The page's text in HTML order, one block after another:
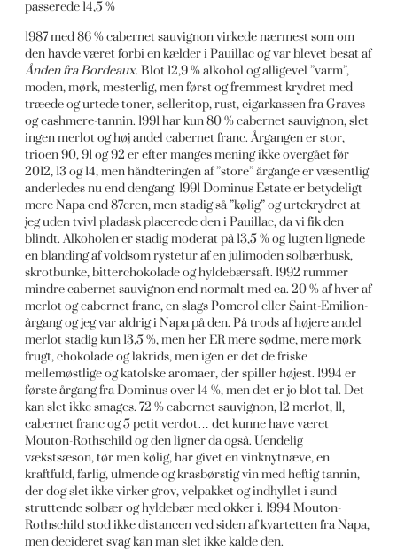
passerede 14,5 %
1987 med 86 % cabernet sauvignon virkede nærmest som om
den havde været forbi en kælder i Pauillac og var blevet besat af
Ånden fra Bordeaux. Blot 12,9 % alkohol og alligevel ”varm”,
moden, mørk, mesterlig, men først og fremmest krydret med
træede og urtede toner, selleritop, rust, cigarkassen fra Graves
og cashmere-tannin. 1991 har kun 80 % cabernet sauvignon, slet
ingen merlot og høj andel cabernet franc. Årgangen er stor,
trioen 90, 91 og 92 er efter manges mening ikke overgået før
2012, 13 og 14, men håndteringen af ”store” årgange er væsentlig
anderledes nu end dengang. 1991 Dominus Estate er betydeligt
mere Napa end 87eren, men stadig så ”kølig” og urtekrydret at
jeg uden tvivl pladask placerede den i Pauillac, da vi fik den
blindt. Alkoholen er stadig moderat på 13,5 % og lugten lignede
en blanding af voldsom rystetur af en julimoden solbærbusk,
skrotbunke, bitterchokolade og hyldebærsaft. 1992 rummer
mindre cabernet sauvignon end normalt med ca. 20 % af hver af
merlot og cabernet franc, en slags Pomerol eller Saint-Emilion-
årgang og jeg var aldrig i Napa på den. På trods af højere andel
merlot stadig kun 13,5 %, men her ER mere sødme, mere mørk
frugt, chokolade og lakrids, men igen er det de friske
mellemøstlige og katolske aromaer, der spiller højest. 1994 er
første årgang fra Dominus over 14 %, men det er jo blot tal. Det
kan slet ikke smages. 72 % cabernet sauvignon, 12 merlot, 11,
cabernet franc og 5 petit verdot… det kunne have været
Mouton-Rothschild og den ligner da også. Uendelig
vækstsæson, tør men kølig, har givet en vinknytnæve, en
kraftfuld, farlig, ulmende og krasbørstig vin med heftig tannin,
der dog slet ikke virker grov, velpakket og indhyllet i sund
struttende solbær og hyldebær med okker i. 1994 Mouton-
Rothschild stod ikke distancen ved siden af kvartetten fra Napa,
men decideret svag kan man slet ikke kalde den.